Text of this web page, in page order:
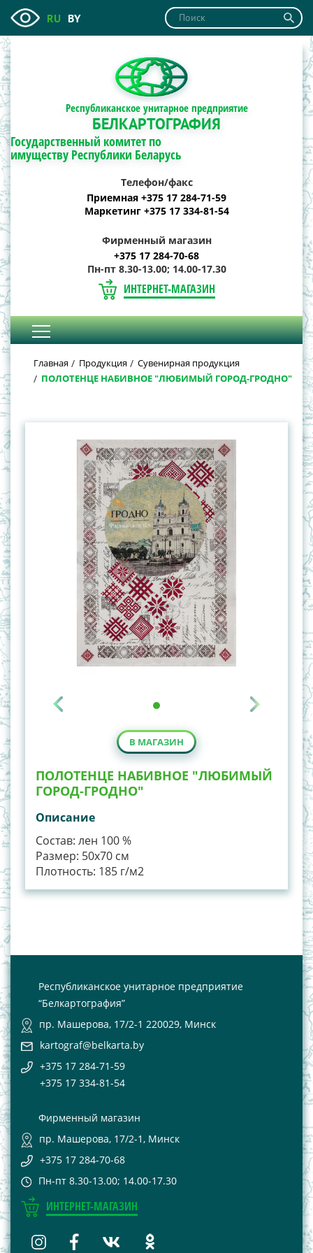
RU BY
Республиканское унитарное предприятие
БЕЛКАРТОГРАФИЯ
Государственный комитет по
имуществу Республики Беларусь
Телефон/факс
Приемная +375 17 284-71-59
Маркетинг +375 17 334-81-54
Фирменный магазин
+375 17 284-70-68
Пн-пт 8.30-13.00; 14.00-17.30
ИНТЕРНЕТ-МАГАЗИН
Главная Продукция
Сувенирная продукция
ПОЛОТЕНЦЕ НАБИВНОЕ "ЛЮБИМЫЙ ГОРОД-ГРОДНО"
В МАГАЗИН
ПОЛОТЕНЦЕ НАБИВНОЕ "ЛЮБИМЫЙ
ГОРОД-ГРОДНО"
Описание
Состав: лен 100 %
Размер: 50х70 см
Плотность: 185 г/м2
Республиканское унитарное предприятие
“Белкартография”
пр. Машерова, 17/2-1 220029, Минск
kartograf@belkarta.by
+375 17 284-71-59
+375 17 334-81-54
Фирменный магазин
пр. Машерова, 17/2-1, Минск
+375 17 284-70-68
Пн-пт 8.30-13.00; 14.00-17.30
ИНТЕРНЕТ-МАГАЗИН